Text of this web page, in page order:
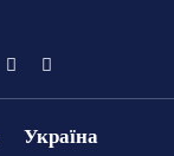
Україна